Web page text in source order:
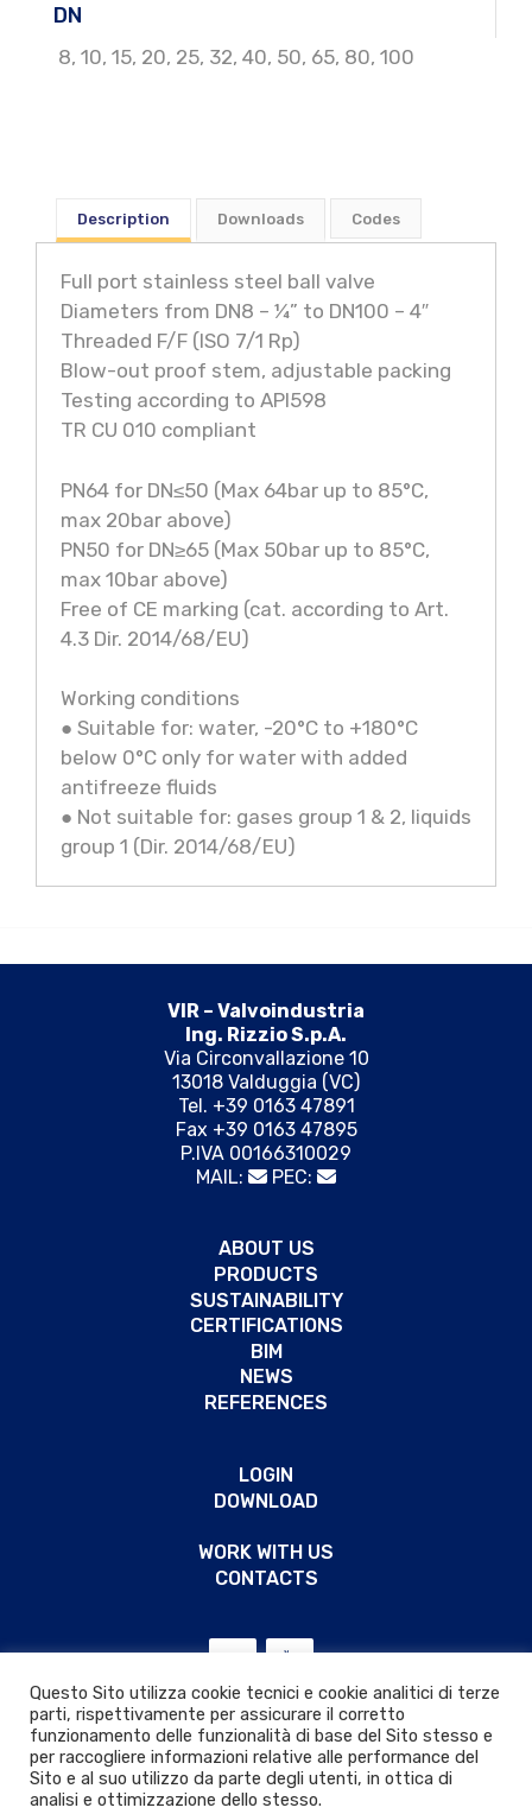
DN
8, 10, 15, 20, 25, 32, 40, 50, 65, 80, 100
Description Downloads Codes
Full port stainless steel ball valve
Diameters from DN8 – ¼” to DN100 – 4″
Threaded F/F (ISO 7/1 Rp)
Blow-out proof stem, adjustable packing
Testing according to API598
TR CU 010 compliant
PN64 for DN≤50 (Max 64bar up to 85°C,
max 20bar above)
PN50 for DN≥65 (Max 50bar up to 85°C,
max 10bar above)
Free of CE marking (cat. according to Art.
4.3 Dir. 2014/68/EU)
Working conditions
● Suitable for: water, -20°C to +180°C
below 0°C only for water with added
antifreeze fluids
● Not suitable for: gases group 1 & 2, liquids
group 1 (Dir. 2014/68/EU)
VIR – Valvoindustria
Ing. Rizzio S.p.A.
Via Circonvallazione 10
13018 Valduggia (VC)
Tel. +39 0163 47891
Fax +39 0163 47895
P.IVA 00166310029
MAIL:
PEC:
ABOUT US
PRODUCTS
SUSTAINABILITY
CERTIFICATIONS
BIM
NEWS
REFERENCES
LOGIN
DOWNLOAD
WORK WITH US
CONTACTS
Questo Sito utilizza cookie tecnici e cookie analitici di terze
parti, rispettivamente per assicurare il corretto
funzionamento delle funzionalità di base del Sito stesso e
per raccogliere informazioni relative alle performance del
Sito e al suo utilizzo da parte degli utenti, in ottica di
analisi e ottimizzazione dello stesso.